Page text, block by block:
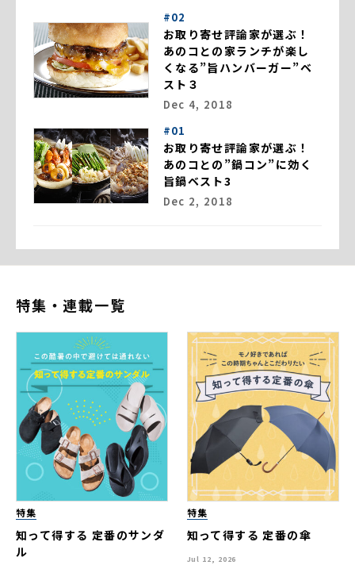
#02
お取り寄せ評論家が選ぶ！
あのコとの家ランチが楽し
くなる”旨ハンバーガー”ベ
スト３
Dec 4, 2018
#01
お取り寄せ評論家が選ぶ！
あのコとの”鍋コン”に効く
旨鍋ベスト3
Dec 2, 2018
特集・連載一覧
特集
知って得する 定番のサンダ
ル
特集
知って得する 定番の傘
Jul 12, 2026